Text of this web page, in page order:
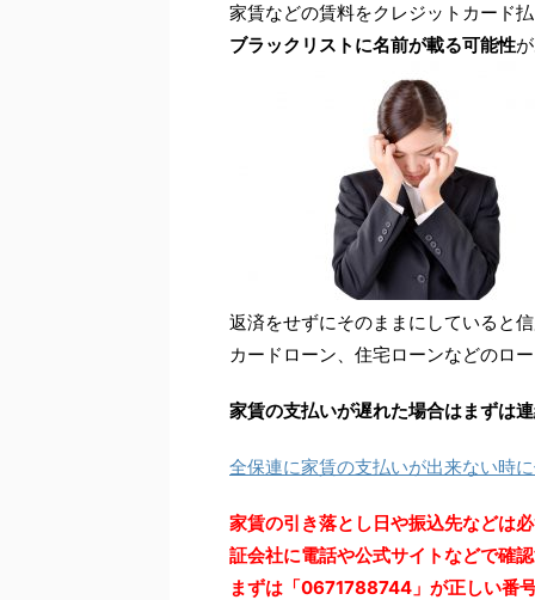
家賃などの賃料をクレジットカード
ブラックリストに名前が載る可能性
返済をせずにそのままにしていると
カードローン、住宅ローンなどのロ
家賃の支払いが遅れた場合はまずは
全保連に家賃の支払いが出来ない時
家賃の引き落とし日や振込先などは
証会社に電話や公式サイトなどで確
まずは「0671788744」が正しい番